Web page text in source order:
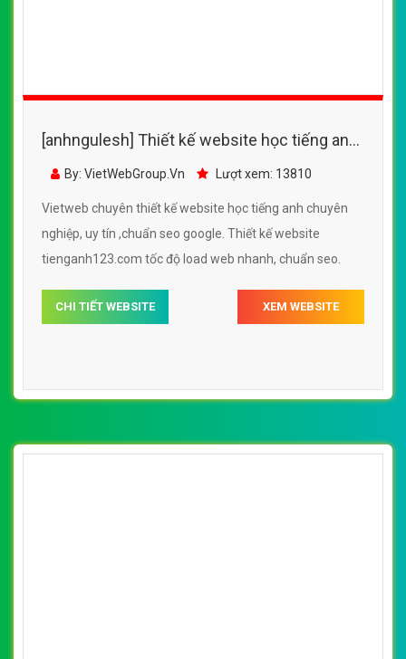
[anhngulesh] Thiết kế website học tiếng anh
- tienganh123.com đẹp SEO tốt
By: VietWebGroup.Vn Lượt xem: 13810
Vietweb chuyên thiết kế website học tiếng anh chuyên
nghiệp, uy tín ,chuẩn seo google. Thiết kế website
tienganh123.com tốc độ load web nhanh, chuẩn seo.
CHI TIẾT WEBSITE XEM WEBSITE